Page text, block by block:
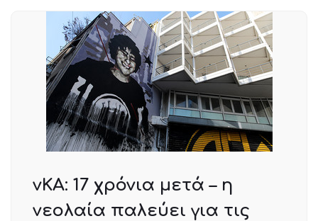
νΚΑ: 17 χρόνια μετά – η
νεολαία παλεύει για τις